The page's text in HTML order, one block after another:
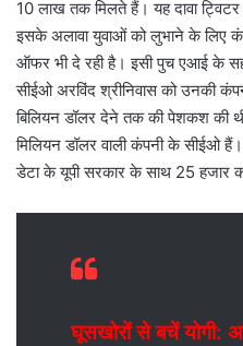
10 लाख तक मिलते हैं। यह दावा
इसके अलावा युवाओं को लुभाने के लिए
ऑफर भी दे रही है। इसी पुच एआई के
सीईओ अरविंद श्रीनिवास को उनकी
बिलियन डॉलर देने तक की पेशकश की
मिलियन डॉलर वाली कंपनी के सीईओ हैं।
डेटा के यूपी सरकार के साथ 25 हजार
घूसखोरों से बचें योगी: